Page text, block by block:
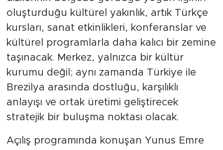
oluşturduğu kültürel yakınlık, artık Türkçe
kursları, sanat etkinlikleri, konferanslar ve
kültürel programlarla daha kalıcı bir zemine
taşınacak. Merkez, yalnızca bir kültür
kurumu değil; aynı zamanda Türkiye ile
Brezilya arasında dostluğu, karşılıklı
anlayışı ve ortak üretimi geliştirecek
stratejik bir buluşma noktası olacak.
Açılış programında konuşan Yunus Emre